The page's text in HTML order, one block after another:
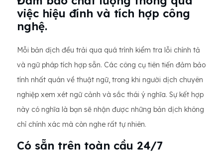
việc hiệu đính và tích hợp công
nghệ.
Mỗi bản dịch đều trải qua quá trình kiểm tra lỗi chính tả
và ngữ pháp tích hợp sẵn. Các công cụ tiên tiến đảm bảo
tính nhất quán về thuật ngữ, trong khi người dịch chuyên
nghiệp xem xét ngữ cảnh và sắc thái ý nghĩa. Sự kết hợp
này có nghĩa là bạn sẽ nhận được những bản dịch không
chỉ chính xác mà còn nghe rất tự nhiên.
Có sẵn trên toàn cầu 24/7